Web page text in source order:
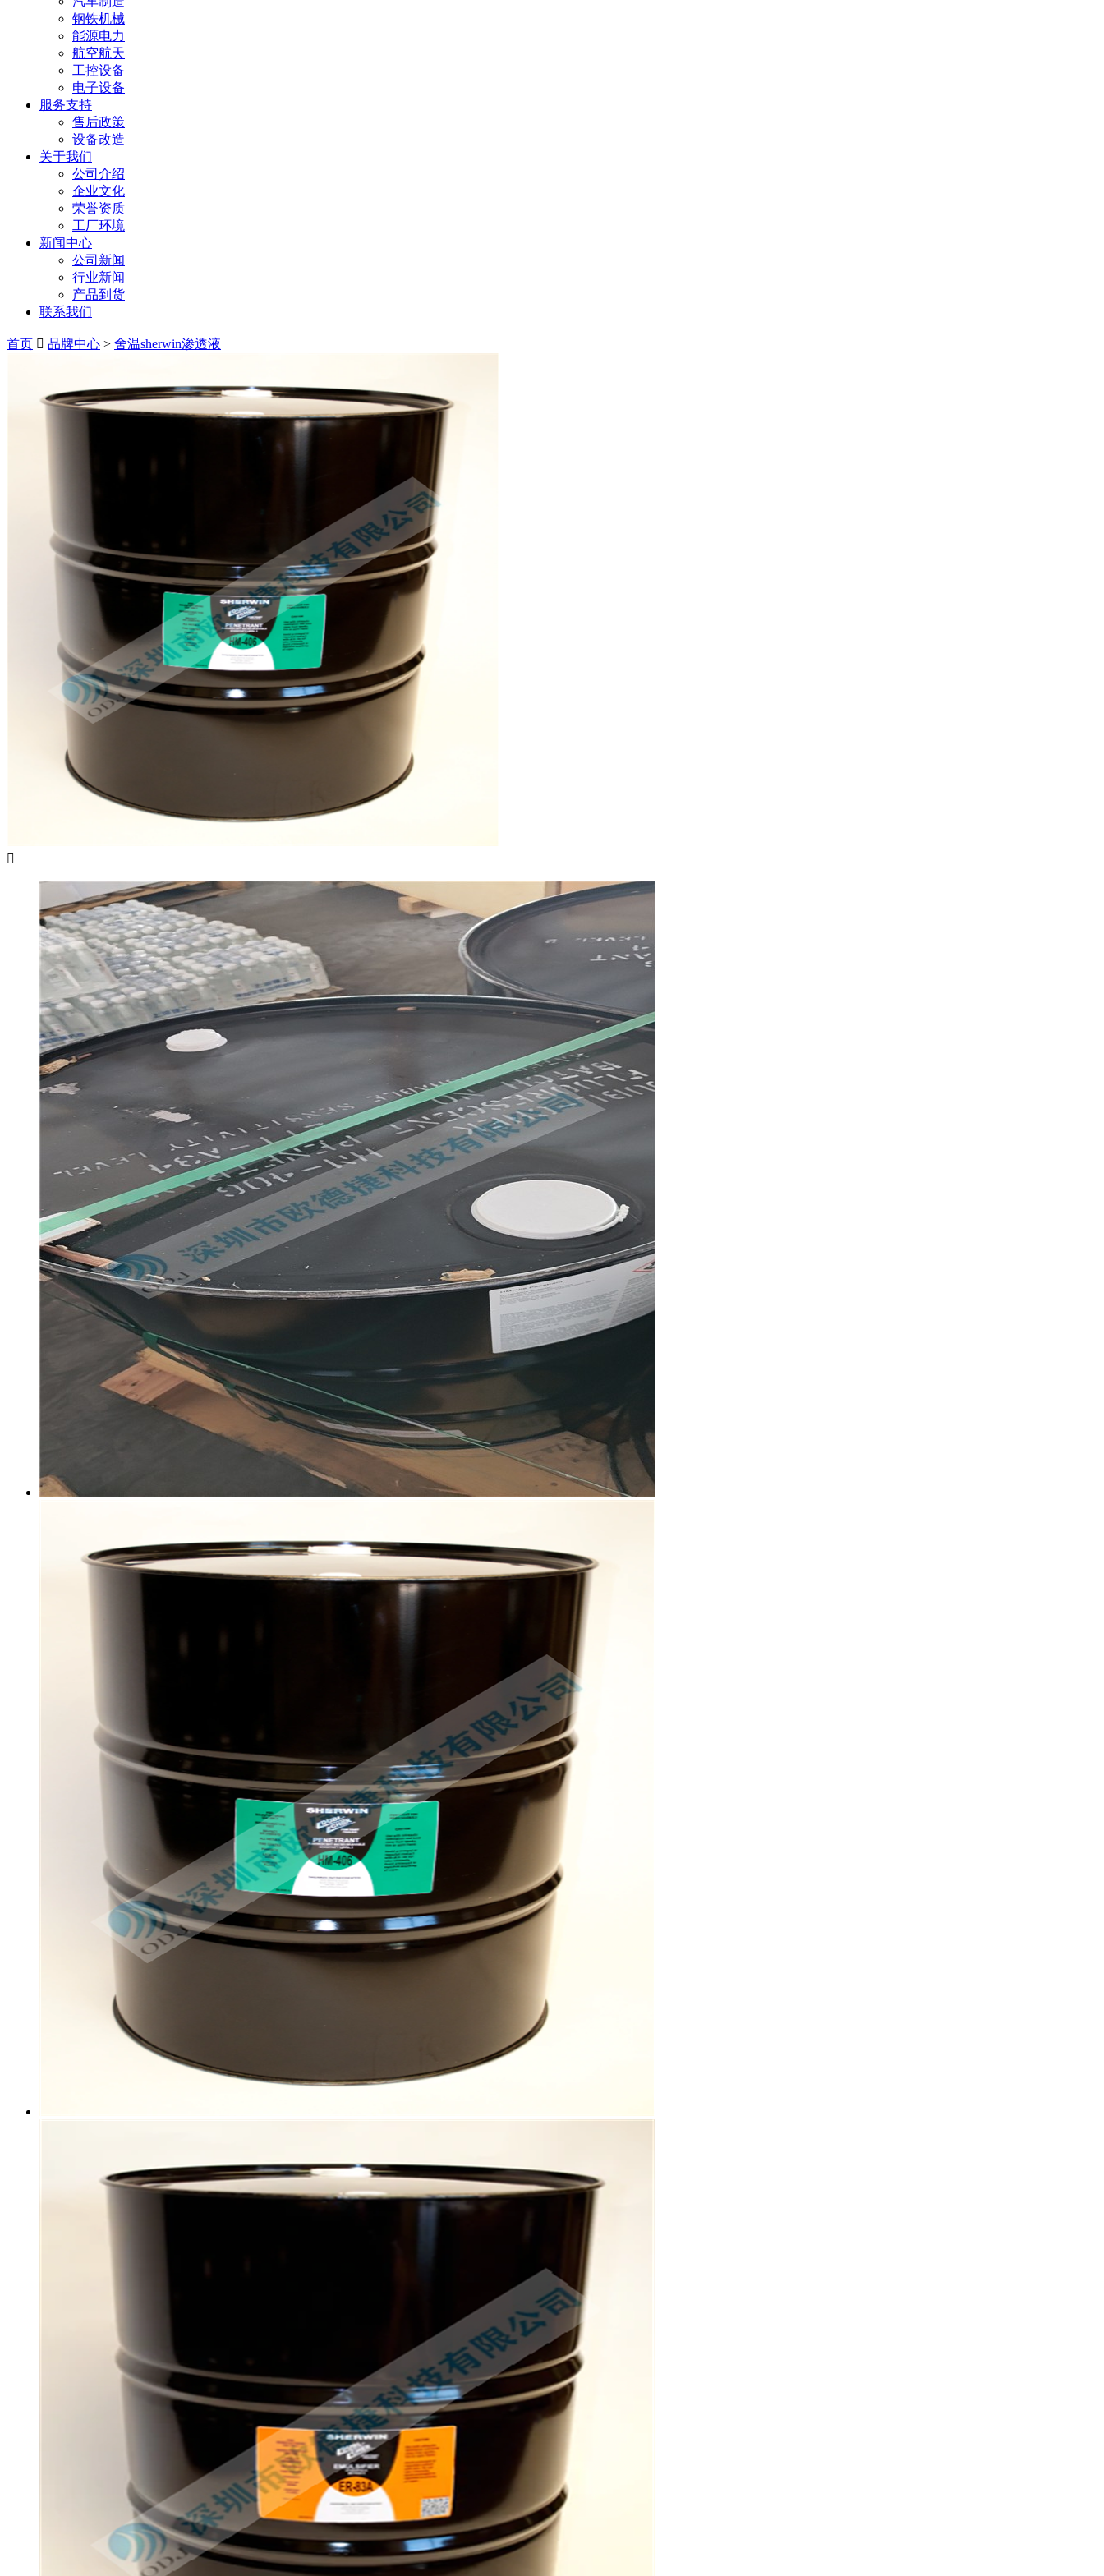
钢铁机械
能源电力
航空航天
工控设备
电子设备
服务支持
售后政策
设备改造
关于我们
公司介绍
企业文化
荣誉资质
工厂环境
新闻中心
公司新闻
行业新闻
产品到货
联系我们
首页 品牌中心 > 舍温sherwin渗透液